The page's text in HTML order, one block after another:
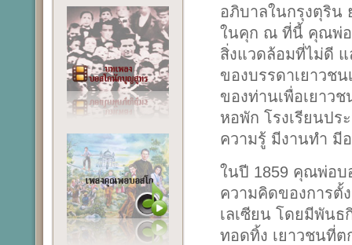
อภิบาลในกรุงตุริน
ในคุก ณ ที่นี้ คุณพ่อ
สิ่งแวดล้อมที่ไม่ดี
ของบรรดาเยาวช
ของท่านเพื่อเยาว
หอพัก โรงเรียนปร
ความรู้ มีงานทำ มี
ในปี 1859 คุณพ่อบ
ความคิดของการ
เลเซียน โดยมีพัน
ทอดทิ้ง เยาวชนที่ต